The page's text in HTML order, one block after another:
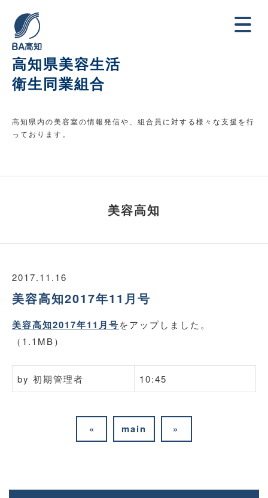
高知県美容生活
衛生同業組合
高知県内の美容室の情報発信や、組合員に対する様々な支援を行
っております。
美容高知
2017.11.16
美容高知2017年11月号
美容高知2017年11月号をアップしました。
（1.1MB）
by 初期管理者 10:45
« main »